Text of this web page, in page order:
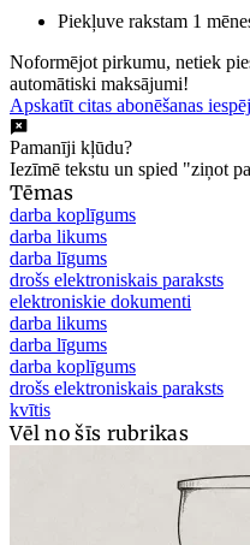
Piekļuve rakstam 1
Noformējot pirkumu, netiek
automātiski maksājumi!
Apskatīt citas abonēšanas
Pamanīji kļūdu?
Iezīmē tekstu un spied "ziņot
Tēmas
darba koplīgums
darba likums
darba līgums
drošs elektroniskais paraksts
elektroniskie dokumenti
darba likums
darba līgums
darba koplīgums
drošs elektroniskais paraksts
kvītis
Vēl no šīs rubrikas